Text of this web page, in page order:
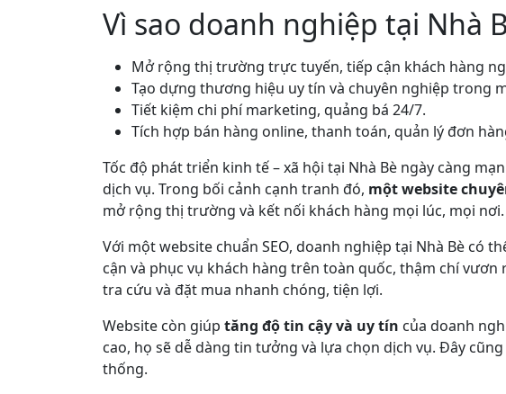
Vì sao doanh nghiệp tại Nhà
Mở rộng thị trường trực tuyến, tiếp cận khách hàng
Tạo dựng thương hiệu uy tín và chuyên nghiệp trong
Tiết kiệm chi phí marketing, quảng bá 24/7.
Tích hợp bán hàng online, thanh toán, quản lý đơn
Tốc độ phát triển kinh tế – xã hội tại Nhà Bè ngày càng
dịch vụ. Trong bối cảnh cạnh tranh đó, một website
mở rộng thị trường và kết nối khách hàng mọi lúc, mọi nơi.
Với một website chuẩn SEO, doanh nghiệp tại Nhà Bè có
cận và phục vụ khách hàng trên toàn quốc, thậm chí
tra cứu và đặt mua nhanh chóng, tiện lợi.
Website còn giúp tăng độ tin cậy và uy tín của doanh
cao, họ sẽ dễ dàng tin tưởng và lựa chọn dịch vụ. Đây
thống.